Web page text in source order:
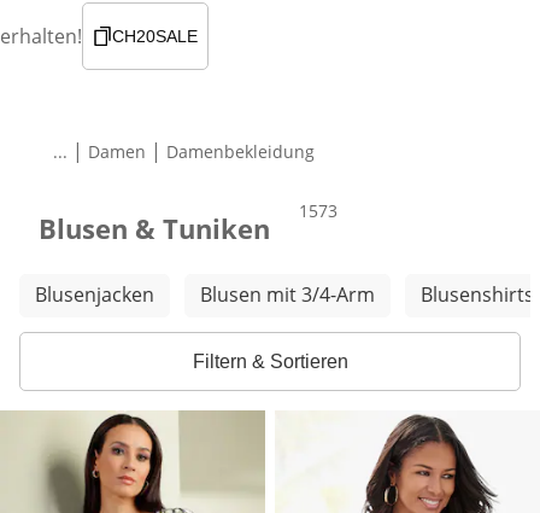
erhalten!
CH20SALE
... | Damen | Damenbekleidung
Blusen & Tuniken Produkte
1573
Weitere Kategorien überspringen
Blusenjacken Blusen mit 3/4-Arm Blusenshirts
Filtern & Sortieren